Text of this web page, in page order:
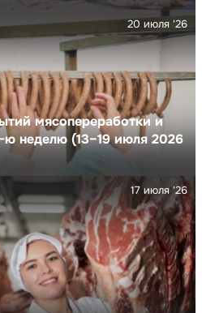
мясопереработки и
ю неделю (13–19 июля 2026
20 июля '26
17 июля '26